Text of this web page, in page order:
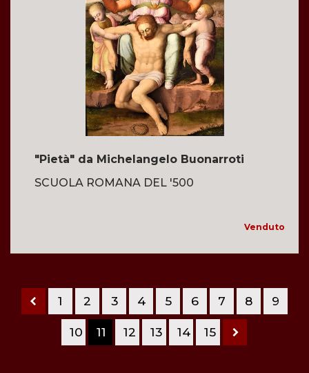
"Pietà" da Michelangelo Buonarroti
SCUOLA ROMANA DEL '500
Venduto
1 2 3 4 5 6 7 8 9
10 11 12 13 14 15